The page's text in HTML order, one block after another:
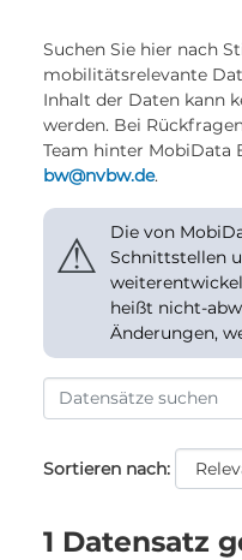
Suchen Sie hier nach
mobilitätsrelevante
Inhalt der Daten kann
werden. Bei
Team hinter MobiData
bw@nvbw.de.
⚠
Die von
Schnittstellen
heißt nicht-
Änderungen,
Sortieren nach
1 Datensatz